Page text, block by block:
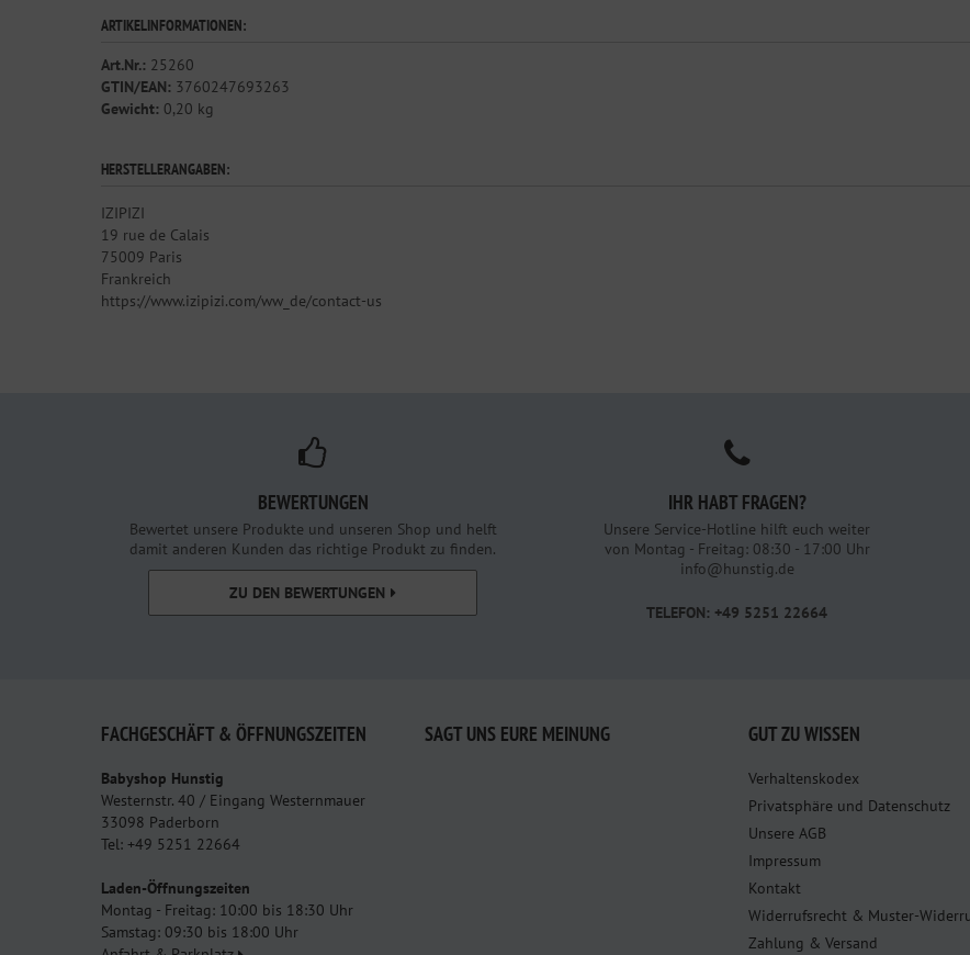
ARTIKELINFORMATIONEN:
Art.Nr.: 25260
GTIN/EAN: 3760247693263
Gewicht: 0,20 kg
HERSTELLERANGABEN:
IZIPIZI
19 rue de Calais
75009 Paris
Frankreich
https://www.izipizi.com/ww_de/contact-us
BEWERTUNGEN
Bewertet unsere Produkte und unseren Shop und helft
damit anderen Kunden das richtige Produkt zu finden.
ZU DEN BEWERTUNGEN
IHR HABT FRAGEN?
Unsere Service-Hotline hilft euch weiter
von Montag - Freitag: 08:30 - 17:00 Uhr
info@hunstig.de
TELEFON: +49 5251 22664
FACHGESCHÄFT & ÖFFNUNGSZEITEN
Babyshop Hunstig
Westernstr. 40 / Eingang Westernmauer
33098 Paderborn
Tel: +49 5251 22664
Laden-Öffnungszeiten
Montag - Freitag: 10:00 bis 18:30 Uhr
Samstag: 09:30 bis 18:00 Uhr
SAGT UNS EURE MEINUNG GUT ZU WISSEN
Verhaltenskodex
Privatsphäre und Datenschutz
Unsere AGB
Impressum
Kontakt
Widerrufsrecht & Muster-
Zahlung & Versand